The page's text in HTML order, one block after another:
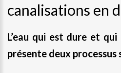
canalisations en
L’eau qui est dure et
présente deux processus